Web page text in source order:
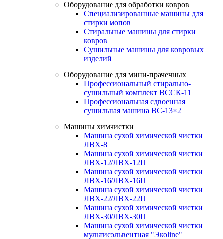
Оборудование для обработки ковров
Специализированные машины для
стирки мопов
Стиральные машины для стирки
ковров
Сушильные машины для ковровых
изделий
Оборудование для мини-прачечных
Профессиональный стирально-
сушильный комплект ВССК-11
Профессиональная сдвоенная
сушильная машина ВС-13×2
Машины химчистки
Машина сухой химической чистки
ЛВХ-8
Машина сухой химической чистки
ЛВХ-12/ЛВХ-12П
Машина сухой химической чистки
ЛВХ-16/ЛВХ-16П
Машина сухой химической чистки
ЛВХ-22/ЛВХ-22П
Машина сухой химической чистки
ЛВХ-30/ЛВХ-30П
Машина сухой химической чистки
мультисольвентная "Экоline"